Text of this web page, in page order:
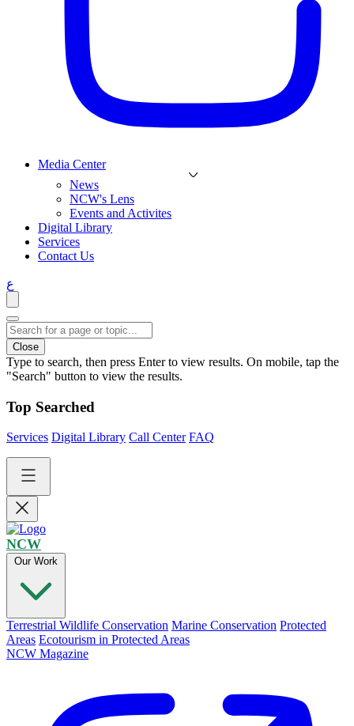
Media Center
News
NCW's Lens
Events and Activites
Digital Library
Services
Contact Us
ع
Close
Type to search, then press Enter to view results. On mobile, tap the
"Search" button to view the results.
Top Searched
Services Digital Library Call Center FAQ
NCW
Our Work
Terrestrial Wildlife Conservation Marine Conservation Protected
Areas Ecotourism in Protected Areas
NCW Magazine